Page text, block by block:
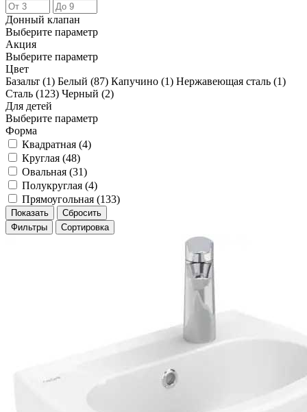
Донный клапан
Выберите параметр
Акция
Выберите параметр
Цвет
Базальт (1) Белый (87) Капучино (1) Нержавеющая сталь (1)
Сталь (123) Черный (2)
Для детей
Выберите параметр
Форма
Квадратная (4)
Круглая (48)
Овальная (31)
Полукруглая (4)
Прямоугольная (133)
Фильтры Сортировка